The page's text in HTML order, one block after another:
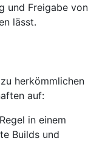
und Freigabe von
lässt.
herkömmlichen
auf:
in einem
Builds und